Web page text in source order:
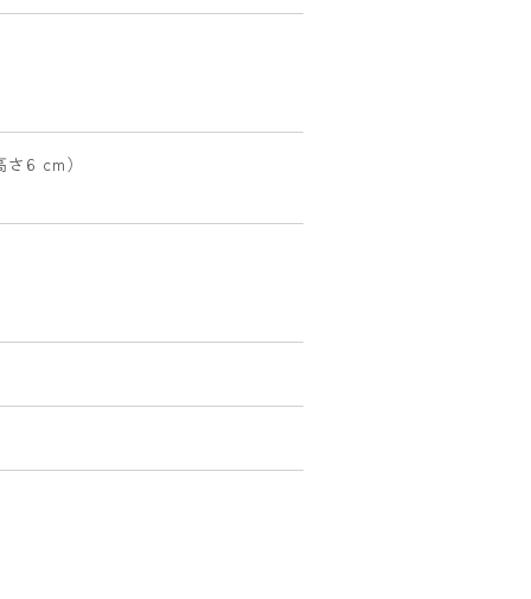
6 cm）